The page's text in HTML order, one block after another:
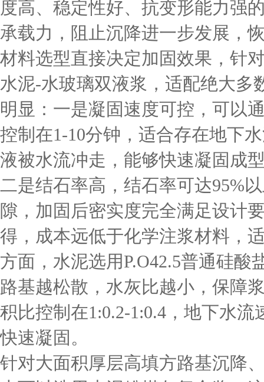
度高、稳定性好、抗变形能力强
承载力，阻止沉降进一步发展，
材料选型直接决定加固效果，针
水泥-水玻璃双液浆，适配绝大多
明显：一是凝固速度可控，可以
控制在1-10分钟，适合存在地下
液被水流冲走，能够快速凝固成
二是结石率高，结石率可达95%
隙，加固后密实度完全满足设计
得，成本远低于化学注浆材料，
方面，水泥选用P.O42.5普通硅酸
路基越松散，水灰比越小，保障
积比控制在1:0.2-1:0.4，地下水
快速凝固。
针对大面积厚层高填方路基沉降